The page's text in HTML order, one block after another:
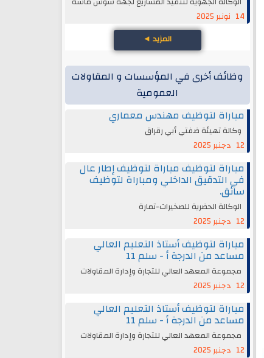
14 نونبر 2025
المزيد ◄
وظائف أخرى في المؤسسات و المقاولات
العمومية
مباراة لتوظيف مهندس معماري
وكالة تهيئة ضفتي أبي رقراق
12 دجنبر 2025
مباراة لتوظيف مباراة لتوظيف إطار عال
في التدقيق الداخلي ومباراة لتوظيف
سائق.
الوكالة الحضرية للصخيرات-تمارة
12 دجنبر 2025
مباراة لتوظيف أستاذ التعليم العالي
مساعد من الدرجة أ - سلم 11
مجموعة المعهد العالي للتجارة وإدارة المقاولات
12 دجنبر 2025
مباراة لتوظيف أستاذ التعليم العالي
مساعد من الدرجة أ - سلم 11
مجموعة المعهد العالي للتجارة وإدارة المقاولات
12 دجنبر 2025